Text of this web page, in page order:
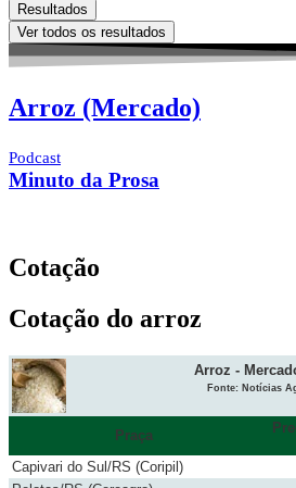
Resultados
Ver todos os resultados
Arroz (Mercado)
Podcast
Minuto da Prosa
Cotação
Cotação do arroz
Arroz -
Fonte: Notícias
Praça
Capivari do Sul/RS (Coripil)